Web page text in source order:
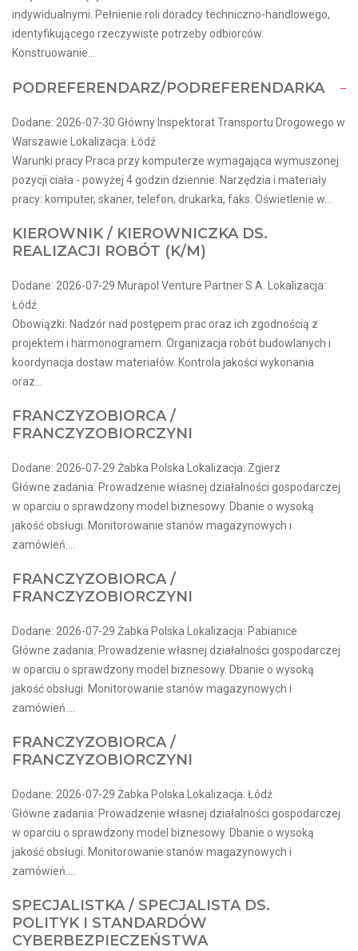
indywidualnymi. Pełnienie roli doradcy techniczno-handlowego,
identyfikującego rzeczywiste potrzeby odbiorców.
Konstruowanie...
PODREFERENDARZ/PODREFERENDARKA
Dodane: 2026-07-30 Główny Inspektorat Transportu Drogowego w
Warszawie Lokalizacja: Łódź
Warunki pracy Praca przy komputerze wymagająca wymuszonej
pozycji ciała - powyżej 4 godzin dziennie. Narzędzia i materiały
pracy: komputer, skaner, telefon, drukarka, faks. Oświetlenie w...
KIEROWNIK / KIEROWNICZKA DS.
REALIZACJI ROBÓT (K/M)
Dodane: 2026-07-29 Murapol Venture Partner S.A. Lokalizacja:
Łódź
Obowiązki: Nadzór nad postępem prac oraz ich zgodnością z
projektem i harmonogramem. Organizacja robót budowlanych i
koordynacja dostaw materiałów. Kontrola jakości wykonania
oraz...
FRANCZYZOBIORCA /
FRANCZYZOBIORCZYNI
Dodane: 2026-07-29 Żabka Polska Lokalizacja: Zgierz
Główne zadania: Prowadzenie własnej działalności gospodarczej
w oparciu o sprawdzony model biznesowy. Dbanie o wysoką
jakość obsługi. Monitorowanie stanów magazynowych i
zamówień....
FRANCZYZOBIORCA /
FRANCZYZOBIORCZYNI
Dodane: 2026-07-29 Żabka Polska Lokalizacja: Pabianice
Główne zadania: Prowadzenie własnej działalności gospodarczej
w oparciu o sprawdzony model biznesowy. Dbanie o wysoką
jakość obsługi. Monitorowanie stanów magazynowych i
zamówień....
FRANCZYZOBIORCA /
FRANCZYZOBIORCZYNI
Dodane: 2026-07-29 Żabka Polska Lokalizacja: Łódź
Główne zadania: Prowadzenie własnej działalności gospodarczej
w oparciu o sprawdzony model biznesowy. Dbanie o wysoką
jakość obsługi. Monitorowanie stanów magazynowych i
zamówień....
SPECJALISTKA / SPECJALISTA DS.
POLITYK I STANDARDÓW
CYBERBEZPIECZEŃSTWA